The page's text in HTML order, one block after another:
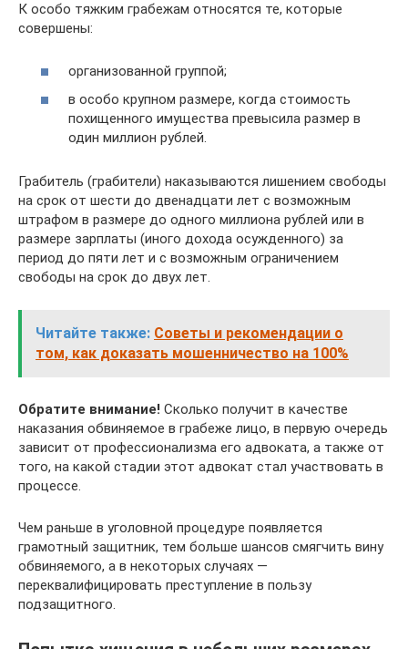
К особо тяжким грабежам относятся те, которые
совершены:
организованной группой;
в особо крупном размере, когда стоимость
похищенного имущества превысила размер в
один миллион рублей.
Грабитель (грабители) наказываются лишением свободы
на срок от шести до двенадцати лет с возможным
штрафом в размере до одного миллиона рублей или в
размере зарплаты (иного дохода осужденного) за
период до пяти лет и с возможным ограничением
свободы на срок до двух лет.
Читайте также: Советы и рекомендации о
том, как доказать мошенничество на 100%
Обратите внимание! Сколько получит в качестве
наказания обвиняемое в грабеже лицо, в первую очередь
зависит от профессионализма его адвоката, а также от
того, на какой стадии этот адвокат стал участвовать в
процессе.
Чем раньше в уголовной процедуре появляется
грамотный защитник, тем больше шансов смягчить вину
обвиняемого, а в некоторых случаях —
переквалифицировать преступление в пользу
подзащитного.